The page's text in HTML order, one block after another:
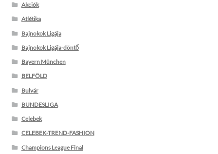
Akciók
Atlétika
Bajnokok Ligája
Bajnokok Ligája-döntő
Bayern München
BELFÖLD
Bulvár
BUNDESLIGA
Celebek
CELEBEK-TREND-FASHION
Champions League Final